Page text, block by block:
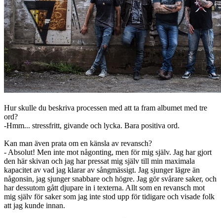
Hur skulle du beskriva processen med att ta fram albumet med tre
ord?
-Hmm... stressfritt, givande och lycka. Bara positiva ord.
Kan man även prata om en känsla av revansch?
- Absolut! Men inte mot någonting, men för mig själv. Jag har gjort
den här skivan och jag har pressat mig själv till min maximala
kapacitet av vad jag klarar av sångmässigt. Jag sjunger lägre än
någonsin, jag sjunger snabbare och högre. Jag gör svårare saker, och
har dessutom gått djupare in i texterna. Allt som en revansch mot
mig själv för saker som jag inte stod upp för tidigare och visade folk
att jag kunde innan.